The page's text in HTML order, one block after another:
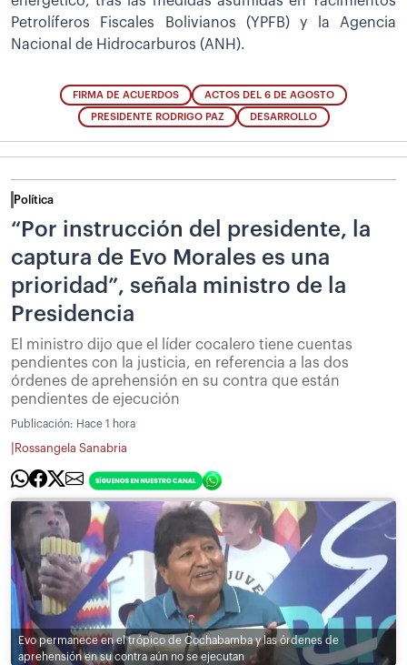
Petrolíferos Fiscales Bolivianos (YPFB) y la Agencia
Nacional de Hidrocarburos (ANH).
FIRMA DE ACUERDOS ACTOS DEL 6 DE AGOSTO
PRESIDENTE RODRIGO PAZ DESARROLLO
Política
“Por instrucción del presidente, la
captura de Evo Morales es una
prioridad”, señala ministro de la
Presidencia
El ministro dijo que el líder cocalero tiene cuentas
pendientes con la justicia, en referencia a las dos
órdenes de aprehensión en su contra que están
pendientes de ejecución
Publicación: Hace 1 hora
Rossangela Sanabria
Evo permanece en el trópico de Cochabamba y las órdenes de
aprehensión en su contra aún no se ejecutan